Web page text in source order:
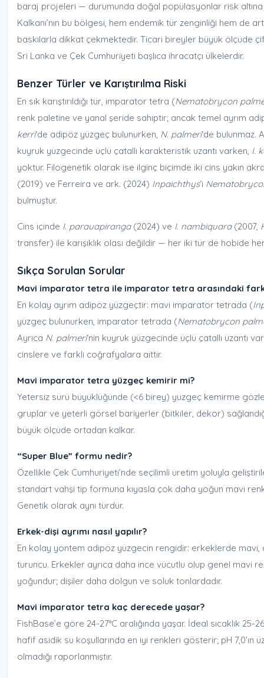
baraj projeleri — durumunda doğal popülasyonlar risk
Kalkanı’nın bu bölgesi, hem endemik tür zenginliği hem de
baskılarla dikkat çekmektedir. Ticari bireyler büyük ölçüde
Sri Lanka ve Çek Cumhuriyeti başlıca ihracatçı ülkelerdir.
Benzer Türler ve Karıştırılma Riski
En sık karıştırıldığı tür, imparator tetra (Nematobrycon
renk paletine ve yanal şeride sahiptir; ancak temel ayrım
kerri‘de adipöz yüzgeç bulunurken, N. palmeri‘de bulunmaz.
kuyruk yüzgecinde üçlü çatallı karakteristik uzantı varken, I.
yoktur. Filogenetik olarak ise ilginç biçimde iki cins yakın
(2019) ve Ferreira ve ark. (2024) Inpaichthys‘i
bulmuştur.
Cins içinde I. parauapiranga(2024) ve I. nambiquara(2007,
transfer) ile karışıklık olası değildir — her iki tür de hobide
Sıkça Sorulan Sorular
Mavi imparator tetra ile imparator tetra arasındaki
En kolay ayrım adipöz yüzgeçtir: mavi imparator tetrada (
yüzgeç bulunurken, imparator tetrada (Nematobrycon
Ayrıca N. palmeri‘nin kuyruk yüzgecinde üçlü çatallı uzantı
cinslere ve farklı coğrafyalara aittir.
Mavi imparator tetra yüzgeç kemirir mi?
Yetersiz sürü büyüklüğünde (<6 birey) yüzgeç kemirme
gruplar ve yeterli görsel bariyerler (bitkiler, dekor)
büyük ölçüde ortadan kalkar.
“Super Blue” formu nedir?
Özellikle Çek Cumhuriyeti’nde seçilimli üretim yoluyla
standart vahşi tip formuna kıyasla çok daha yoğun mavi
Genetik olarak aynı türdür.
Erkek-dişi ayrımı nasıl yapılır?
En kolay yöntem adipöz yüzgecin rengidir: erkeklerde mavi,
turuncu. Erkekler ayrıca daha ince vücutlu olup genel mavi
yoğundur; dişiler daha dolgun ve soluk tonlardadır.
Mavi imparator tetra kaç derecede yaşar?
FishBase’e göre 24-27°C aralığında yaşar. İdeal sıcaklık 25-
hafif asidik su koşullarında en iyi renkleri gösterir; pH 7,0’ın
olmadığı raporlanmıştır.